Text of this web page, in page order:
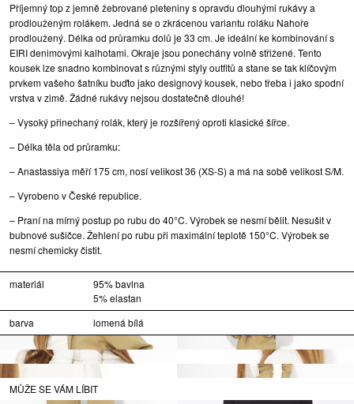
Příjemný top z jemně žebrované pleteniny s opravdu dlouhými rukávy a
prodlouženým rolákem. Jedná se o zkrácenou variantu roláku Nahoře
prodloužený. Délka od průramku dolů je 33 cm. Je ideální ke kombinování s
EIRI denimovými kalhotami. Okraje jsou ponechány volně střižené. Tento
kousek lze snadno kombinovat s různými styly outfitů a stane se tak klíčovým
prvkem vašeho šatníku buďto jako designový kousek, nebo třeba i jako spodní
vrstva v zimě. Žádné rukávy nejsou dostatečně dlouhé!
– Vysoký přinechaný rolák, který je rozšířený oproti klasické šířce.
– Délka těla od průramku:
– Anastassiya měří 175 cm, nosí velikost 36 (XS-S) a má na sobě velikost S/M.
– Vyrobeno v České republice.
– Praní na mírný postup po rubu do 40°C. Výrobek se nesmí bělit. Nesušit v
bubnové sušičce. Žehlení po rubu při maximální teplotě 150°C. Výrobek se
nesmí chemicky čistit.
materiál
95% bavlna
5% elastan
barva
lomená bílá
MŮŽE SE VÁM LÍBIT